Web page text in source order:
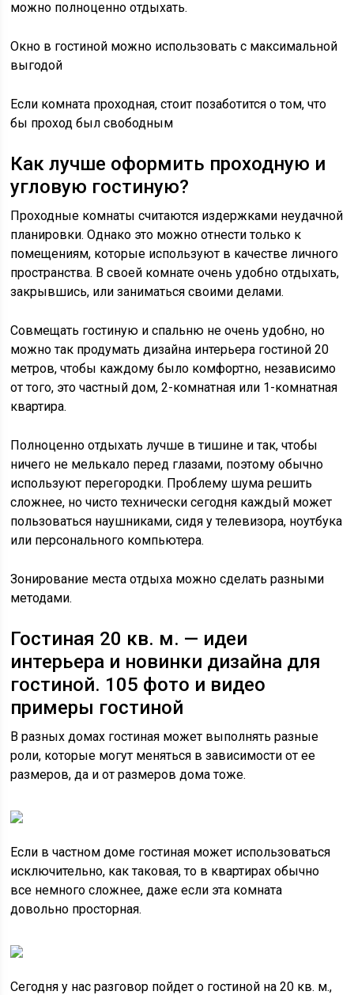
можно полноценно отдыхать.
Окно в гостиной можно использовать с максимальной
выгодой
Если комната проходная, стоит позаботится о том, что
бы проход был свободным
Как лучше оформить проходную и
угловую гостиную?
Проходные комнаты считаются издержками неудачной
планировки. Однако это можно отнести только к
помещениям, которые используют в качестве личного
пространства. В своей комнате очень удобно отдыхать,
закрывшись, или заниматься своими делами.
Совмещать гостиную и спальню не очень удобно, но
можно так продумать дизайна интерьера гостиной 20
метров, чтобы каждому было комфортно, независимо
от того, это частный дом, 2-комнатная или 1-комнатная
квартира.
Полноценно отдыхать лучше в тишине и так, чтобы
ничего не мелькало перед глазами, поэтому обычно
используют перегородки. Проблему шума решить
сложнее, но чисто технически сегодня каждый может
пользоваться наушниками, сидя у телевизора, ноутбука
или персонального компьютера.
Зонирование места отдыха можно сделать разными
методами.
Гостиная 20 кв. м. — идеи
интерьера и новинки дизайна для
гостиной. 105 фото и видео
примеры гостиной
В разных домах гостиная может выполнять разные
роли, которые могут меняться в зависимости от ее
размеров, да и от размеров дома тоже.
Если в частном доме гостиная может использоваться
исключительно, как таковая, то в квартирах обычно
все немного сложнее, даже если эта комната
довольно просторная.
Сегодня у нас разговор пойдет о гостиной на 20 кв. м.,